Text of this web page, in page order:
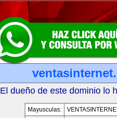
El dueño de este dominio lo
Mayusculas: